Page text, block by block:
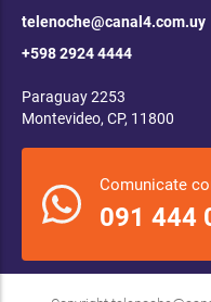
telenoche@canal4.com.uy
+598 2924 4444
Paraguay 2253
Montevideo, CP, 11800
Comunicate
091 444